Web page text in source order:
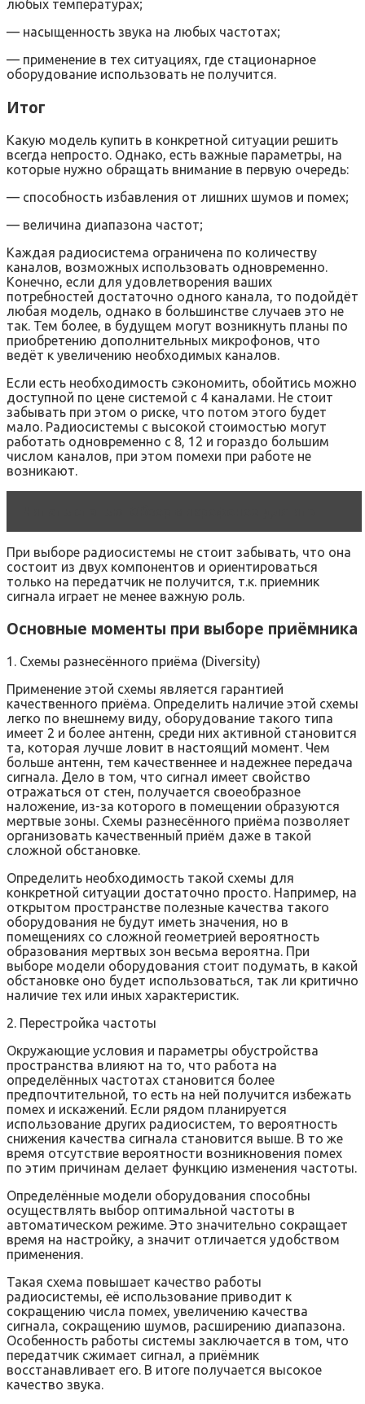
любых температурах;
— насыщенность звука на любых частотах;
— применение в тех ситуациях, где стационарное
оборудование использовать не получится.
Итог
Какую модель купить в конкретной ситуации решить
всегда непросто. Однако, есть важные параметры, на
которые нужно обращать внимание в первую очередь:
— способность избавления от лишних шумов и помех;
— величина диапазона частот;
Каждая радиосистема ограничена по количеству
каналов, возможных использовать одновременно.
Конечно, если для удовлетворения ваших
потребностей достаточно одного канала, то подойдёт
любая модель, однако в большинстве случаев это не
так. Тем более, в будущем могут возникнуть планы по
приобретению дополнительных микрофонов, что
ведёт к увеличению необходимых каналов.
Если есть необходимость сэкономить, обойтись можно
доступной по цене системой с 4 каналами. Не стоит
забывать при этом о риске, что потом этого будет
мало. Радиосистемы с высокой стоимостью могут
работать одновременно с 8, 12 и гораздо большим
числом каналов, при этом помехи при работе не
возникают.
При выборе радиосистемы не стоит забывать, что она
состоит из двух компонентов и ориентироваться
только на передатчик не получится, т.к. приемник
сигнала играет не менее важную роль.
Основные моменты при выборе приёмника
1. Схемы разнесённого приёма (Diversity)
Применение этой схемы является гарантией
качественного приёма. Определить наличие этой схемы
легко по внешнему виду, оборудование такого типа
имеет 2 и более антенн, среди них активной становится
та, которая лучше ловит в настоящий момент. Чем
больше антенн, тем качественнее и надежнее передача
сигнала. Дело в том, что сигнал имеет свойство
отражаться от стен, получается своеобразное
наложение, из-за которого в помещении образуются
мертвые зоны. Схемы разнесённого приёма позволяет
организовать качественный приём даже в такой
сложной обстановке.
Определить необходимость такой схемы для
конкретной ситуации достаточно просто. Например, на
открытом пространстве полезные качества такого
оборудования не будут иметь значения, но в
помещениях со сложной геометрией вероятность
образования мертвых зон весьма вероятна. При
выборе модели оборудования стоит подумать, в какой
обстановке оно будет использоваться, так ли критично
наличие тех или иных характеристик.
2. Перестройка частоты
Окружающие условия и параметры обустройства
пространства влияют на то, что работа на
определённых частотах становится более
предпочтительной, то есть на ней получится избежать
помех и искажений. Если рядом планируется
использование других радиосистем, то вероятность
снижения качества сигнала становится выше. В то же
время отсутствие вероятности возникновения помех
по этим причинам делает функцию изменения частоты.
Определённые модели оборудования способны
осуществлять выбор оптимальной частоты в
автоматическом режиме. Это значительно сокращает
время на настройку, а значит отличается удобством
применения.
Такая схема повышает качество работы
радиосистемы, её использование приводит к
сокращению числа помех, увеличению качества
сигнала, сокращению шумов, расширению диапазона.
Особенность работы системы заключается в том, что
передатчик сжимает сигнал, а приёмник
восстанавливает его. В итоге получается высокое
качество звука.